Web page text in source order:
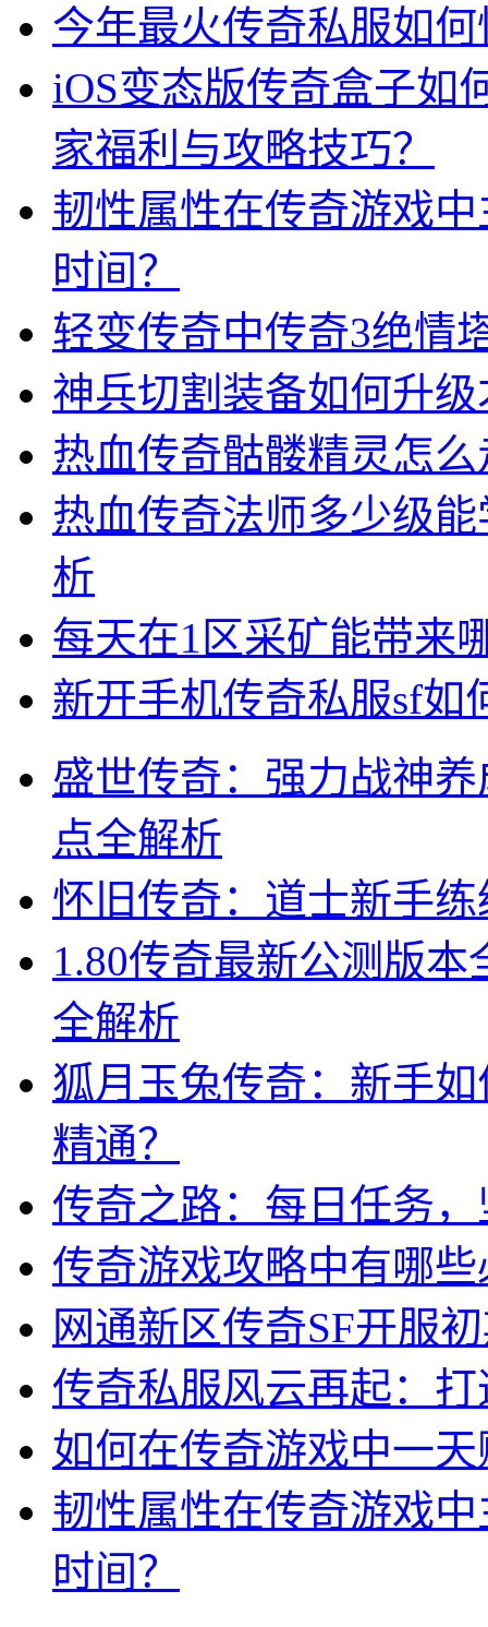
今年最火传奇私服如
iOS变态版传奇盒子如
家福利与攻略技巧？
韧性属性在传奇游戏
时间？
轻变传奇中传奇3绝情
神兵切割装备如何升
热血传奇骷髅精灵怎
热血传奇法师多少级
析
每天在1区采矿能带来
新开手机传奇私服sf如
盛世传奇：强力战神
点全解析
怀旧传奇：道士新手
1.80传奇最新公测版本
全解析
狐月玉兔传奇：新手
精通？
传奇之路：每日任务
传奇游戏攻略中有哪
网通新区传奇SF开服
传奇私服风云再起：
如何在传奇游戏中一
韧性属性在传奇游戏
时间？